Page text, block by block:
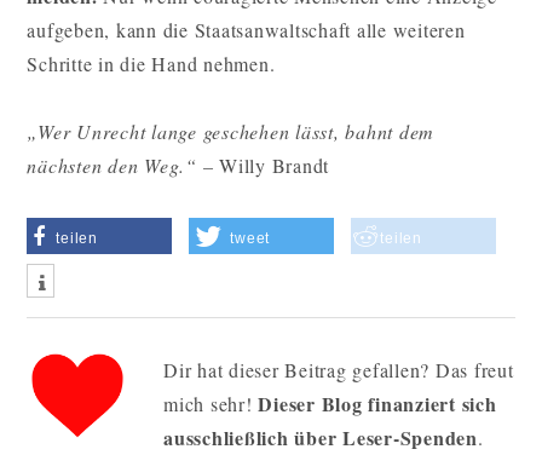
aufgeben, kann die Staatsanwaltschaft alle weiteren
Schritte in die Hand nehmen.
„Wer Unrecht lange geschehen lässt, bahnt dem
nächsten den Weg.“ –Willy Brandt
teilen tweet teilen
Dir hat dieser Beitrag gefallen? Das freut
mich sehr!Dieser Blog finanziert sich
ausschließlich über Leser-Spenden.